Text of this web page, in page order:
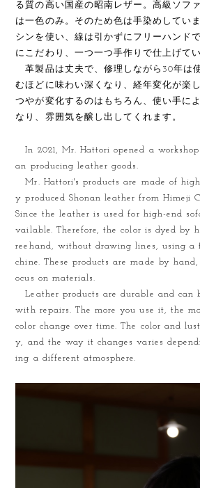
る質の高い国産の昭南レザー。高級ソフ
は一色のみ。そのため色は手染めしてい
シンを使い、線は引かずにフリーハンド
にこだわり、一つ一つ手作りで仕上げて
革製品は丈夫で、修理しながら30年は
むほどに味わい深くなり、経年変化が楽
つやが変化するのはもちろん、使い手に
なり、雰囲気を醸し出してくれます。
In 2021, Mr. Hattori opened a
an producing leather goods.
Mr. Hattori's products are made of
y produced Shonan leather from Himeji
Since the leather is used for high-end
vailable. Therefore, the color is dyed by
reehand, without drawing lines, using a
chine. These products are made by
ocus on materials.
Leather products are durable and can
with repairs. The more you use it, the
color change over time. The color and
y, and the way it changes varies
ing a different atmosphere.